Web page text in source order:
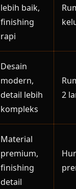
lebih baik,
finishing
rapi
Desain
modern,
detail lebih
kompleks
2
Material
premium,
finishing
detail